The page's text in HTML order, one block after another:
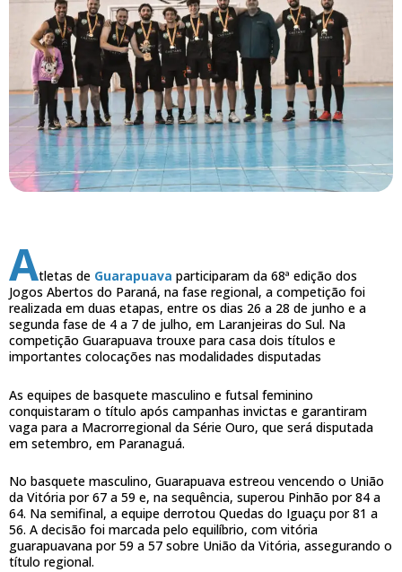
Atletas de Guarapuava participaram da 68ª edição dos
Jogos Abertos do Paraná, na fase regional, a competição foi
realizada em duas etapas, entre os dias 26 a 28 de junho e a
segunda fase de 4 a 7 de julho, em Laranjeiras do Sul. Na
competição Guarapuava trouxe para casa dois títulos e
importantes colocações nas modalidades disputadas
As equipes de basquete masculino e futsal feminino
conquistaram o título após campanhas invictas e garantiram
vaga para a Macrorregional da Série Ouro, que será disputada
em setembro, em Paranaguá.
No basquete masculino, Guarapuava estreou vencendo o União
da Vitória por 67 a 59 e, na sequência, superou Pinhão por 84 a
64. Na semifinal, a equipe derrotou Quedas do Iguaçu por 81 a
56. A decisão foi marcada pelo equilíbrio, com vitória
guarapuavana por 59 a 57 sobre União da Vitória, assegurando o
título regional.